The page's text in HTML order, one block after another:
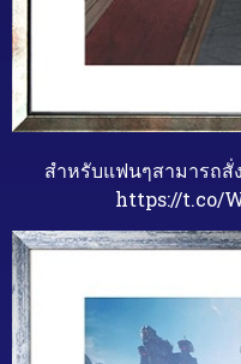
สำหรับแฟนๆสามารถสั่
https://t.co/